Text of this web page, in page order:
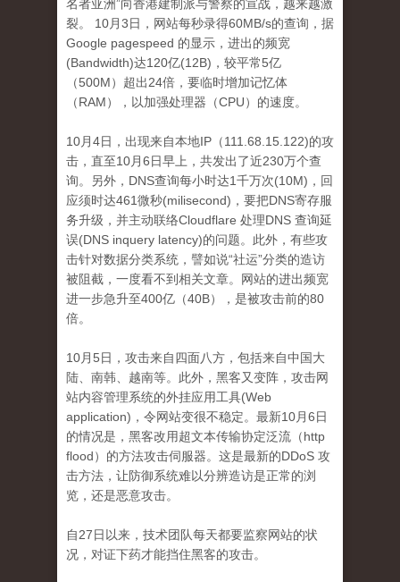
名者亚洲”向香港建制派与警察的宣战，越来越激
裂。 10月3日，网站每秒录得60MB/s的查询，据
Google pagespeed 的显示，进出的频宽
(Bandwidth)达120亿(12B)，较平常5亿
（500M）超出24倍，要临时增加记忆体
（RAM），以加强处理器（CPU）的速度。
10月4日，出现来自本地IP（111.68.15.122)的攻
击，直至10月6日早上，共发出了近230万个查
询。
另外，DNS查询每小时达1千万次(10M)，回
应须时达461微秒(milisecond)，要把DNS寄存服
务升级，并主动联络Cloudflare 处理DNS 查询延
误(DNS inquery latency)的问题。 此外，有些攻
击针对数据分类系统，譬如说“社运”分类的造访
被阻​​截，一度看不到相关文章。
网站的进出频宽
进一步急升至400亿（40B），是被攻击前的80
倍。
10月5日，攻击来自四面八方，包括来自中国大
陆、南韩、越南等。 此外，黑客又变阵，攻击网
站内容管理系统的外挂应用工具(Web
application)，令网站变很不稳定。 最新10月6日
的情况是，黑客改用超文本传输​​协定泛流（http
flood）的方法攻击伺服器。 这是最新的DDoS 攻
击方法，让防御系统难以分辨造访是正常的浏
览，还是恶意攻击。
自27日以来，技术团队每天都要监察网站的状
况，对证下药才能挡住黑客的攻击。